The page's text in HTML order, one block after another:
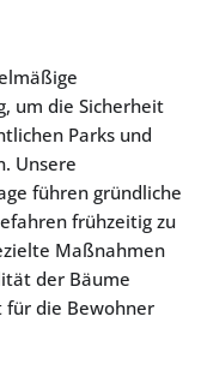
um die Sicherheit
Parks und
Unsere
führen gründliche
frühzeitig zu
Maßnahmen
der Bäume
für die Bewohner